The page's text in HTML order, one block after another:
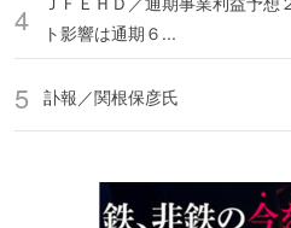
ト影響は通期６...
訃報／関根保彦氏